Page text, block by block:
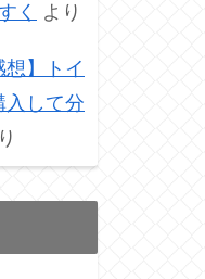
く より
想】トイ
入して分